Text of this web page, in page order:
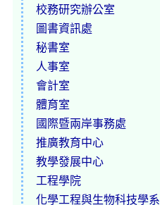
校務研究辦公室
圖書資訊處
秘書室
人事室
會計室
體育室
國際暨兩岸事務處
推廣教育中心
教學發展中心
工程學院
化學工程與生物科技學系